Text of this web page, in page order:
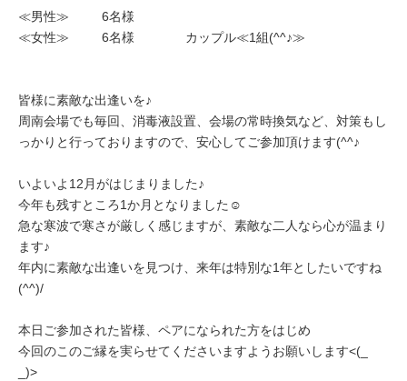
≪男性≫ 6名様
≪女性≫ 6名様 カップル≪1組(^^♪≫
皆様に素敵な出逢いを♪
周南会場でも毎回、消毒液設置、会場の常時換気など、対策もし
っかりと行っておりますので、安心してご参加頂けます(^^♪
いよいよ12月がはじまりました♪
今年も残すところ1か月となりました☺
急な寒波で寒さが厳しく感じますが、素敵な二人なら心が温まり
ます♪
年内に素敵な出逢いを見つけ、来年は特別な1年としたいですね
(^^)/
本日ご参加された皆様、ペアになられた方をはじめ
今回のこのご縁を実らせてくださいますようお願いします<(_
_)>